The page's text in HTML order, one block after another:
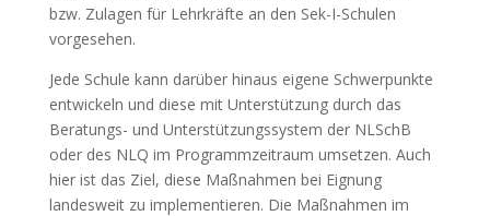
bzw. Zulagen für Lehrkräfte an den Sek-I-Schulen
vorgesehen.
Jede Schule kann darüber hinaus eigene Schwerpunkte
entwickeln und diese mit Unterstützung durch das
Beratungs- und Unterstützungssystem der NLSchB
oder des NLQ im Programmzeitraum umsetzen. Auch
hier ist das Ziel, diese Maßnahmen bei Eignung
landesweit zu implementieren. Die Maßnahmen im